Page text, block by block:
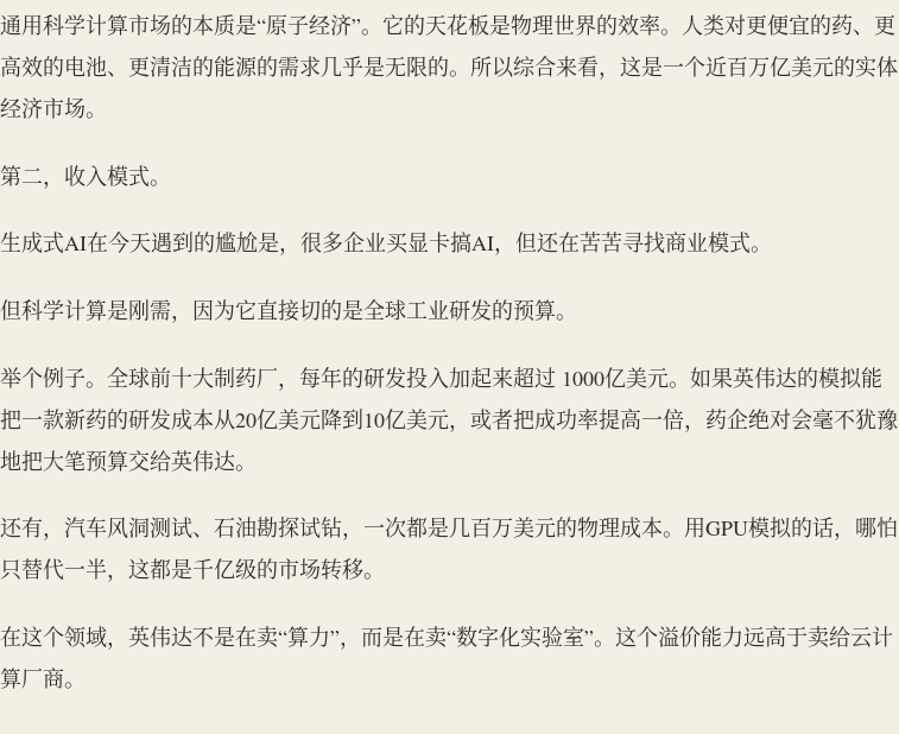
通用科学计算市场的本质是“原子经济”。它的天花板是物理世界的效率。人类对更便宜的药、更
高效的电池、更清洁的能源的需求几乎是无限的。所以综合来看，这是一个近百万亿美元的实体
经济市场。
第二，收入模式。
生成式AI在今天遇到的尴尬是，很多企业买显卡搞AI，但还在苦苦寻找商业模式。
但科学计算是刚需，因为它直接切的是全球工业研发的预算。
举个例子。全球前十大制药厂，每年的研发投入加起来超过 1000亿美元。如果英伟达的模拟能
把一款新药的研发成本从20亿美元降到10亿美元，或者把成功率提高一倍，药企绝对会毫不犹豫
地把大笔预算交给英伟达。
还有，汽车风洞测试、石油勘探试钻，一次都是几百万美元的物理成本。用GPU模拟的话，哪怕
只替代一半，这都是千亿级的市场转移。
在这个领域，英伟达不是在卖“算力”，而是在卖“数字化实验室”。这个溢价能力远高于卖给云计
算厂商。